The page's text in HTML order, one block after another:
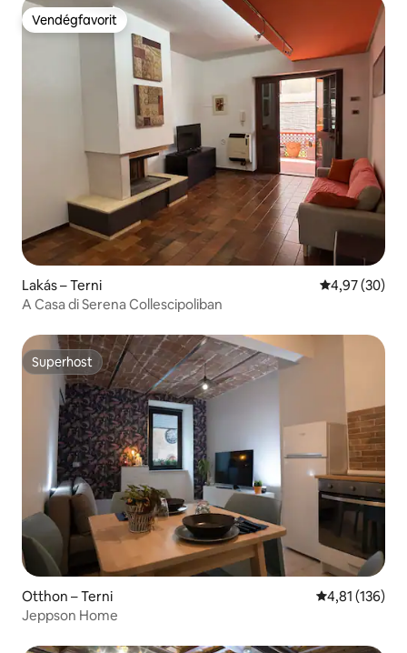
Vendégfavorit
Vendégfavorit
Lakás – Terni Átlagos
4,97 (30)
A Casa di Serena Collescipoliban
Superhost
Superhost
Otthon – Terni Átlagos
4,81 (136)
Jeppson Home